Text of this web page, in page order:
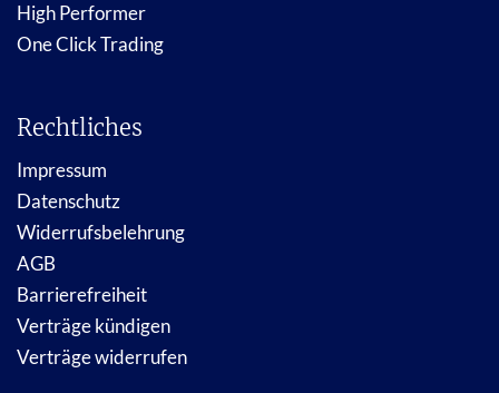
High Performer
One Click Trading
Rechtliches
Impressum
Datenschutz
Widerrufsbelehrung
AGB
Barrierefreiheit
Verträge kündigen
Verträge widerrufen